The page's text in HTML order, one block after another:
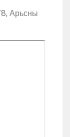
Арьсны